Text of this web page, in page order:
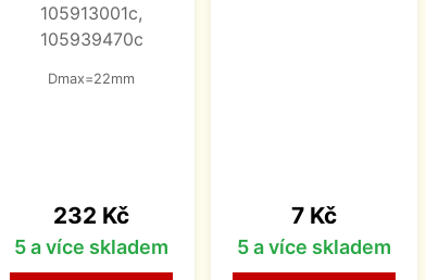
105913001c,
105939470c
Dmax=22mm
Cena
232 Kč
5 a více skladem
Cena
7 Kč
5 a více skladem